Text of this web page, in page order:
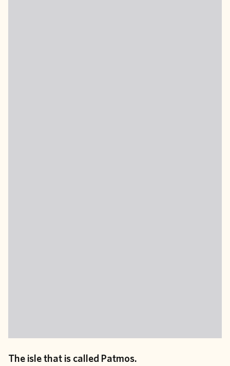
The isle that is called Patmos.